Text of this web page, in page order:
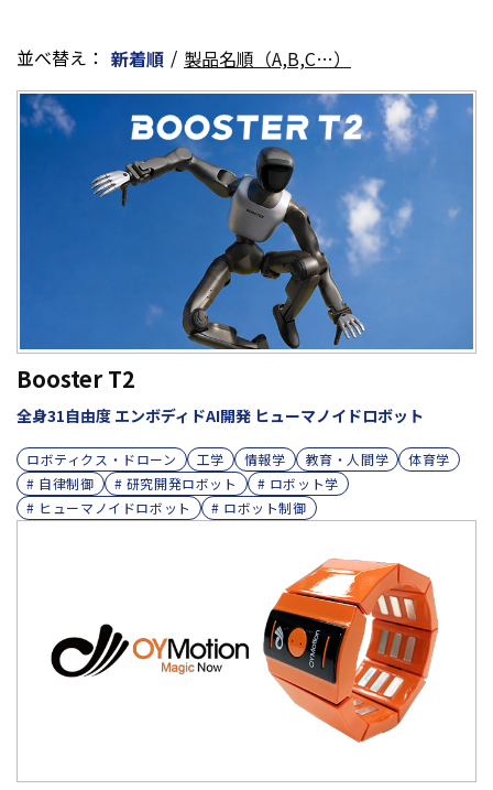
並べ替え： 新着順 / 製品名順（A,B,C…）
Booster T2
全身31自由度 エンボディドAI開発 ヒューマノイドロボット
ロボティクス・ドローン 工学 情報学 教育・人間学
体育学
# 自律制御
# 研究開発ロボット
# ロボット学
# ヒューマノイドロボット
# ロボット制御